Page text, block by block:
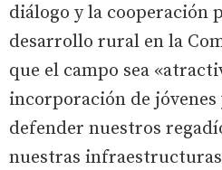
diálogo y la cooperación
desarrollo rural en la
que el campo sea
incorporación de
defender nuestros
nuestras